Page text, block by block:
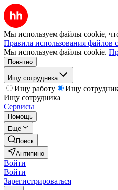
Мы используем файлы cookie,
Правила использования файлов
Мы используем файлы cookie.
Понятно
Ищу сотрудника
Ищу работу
Ищу
Ищу сотрудника
Сервисы
Помощь
Ещё
Поиск
Антипино
Войти
Войти
Зарегистрироваться